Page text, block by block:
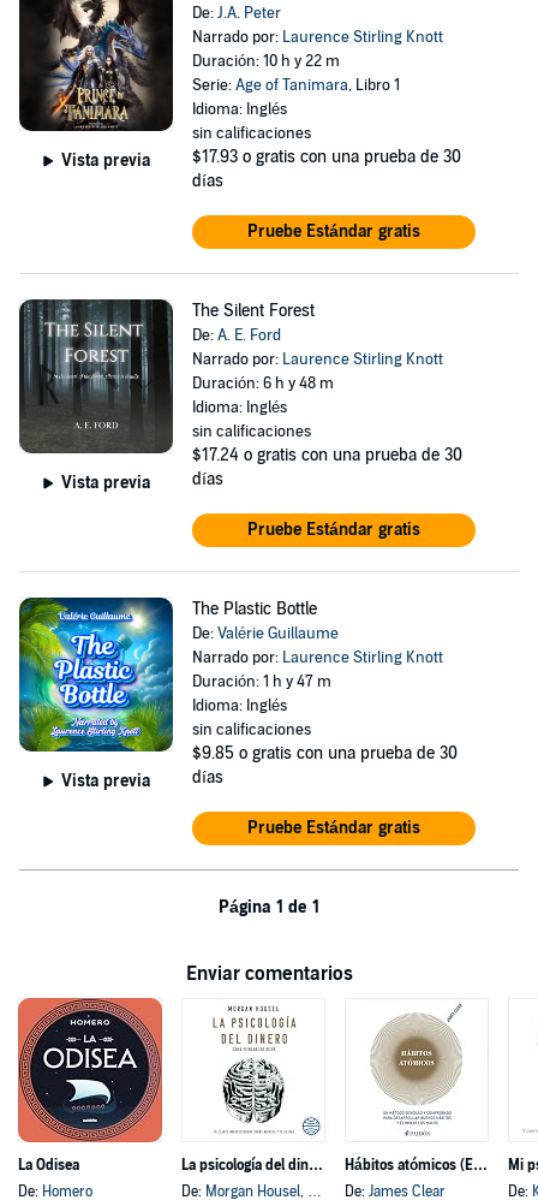
Vista previa
De:J.A. Peter
Narrado por: Laurence Stirling Knott
Duración: 10 h y 22 m
Serie:Age of Tanimara, Libro 1
Idioma: Inglés
sin calificaciones
$17.93 o gratis con una prueba de 30
días
Pruebe Estándar gratis
Vista previa
The Silent Forest
De:A. E. Ford
Narrado por: Laurence Stirling Knott
Duración: 6 h y 48 m
Idioma: Inglés
sin calificaciones
$17.24 o gratis con una prueba de 30
días
Pruebe Estándar gratis
Vista previa
The Plastic Bottle
De:Valérie Guillaume
Narrado por: Laurence Stirling Knott
Duración: 1 h y 47 m
Idioma: Inglés
sin calificaciones
$9.85 o gratis con una prueba de 30
días
Pruebe Estándar gratis
Página 1 de 1
Enviar comentarios
La Odisea
De: Homero
La psicología del dinero
De: Morgan Housel, y otros
Hábitos atómicos (Español neutro)
De: James Clear
Mi
De: